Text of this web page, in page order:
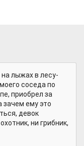
лыжах в лесу-
соседа по
приобрел за
зачем ему это
девок
ни грибник,